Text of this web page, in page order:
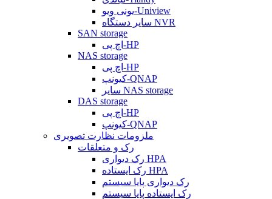
یونی ویو-Uniview
سایر دستگاه NVR
SAN storage
اچ پی-HP
NAS storage
اچ پی-HP
کیونپ-QNAP
سایر NAS storage
DAS storage
اچ پی-HP
کیونپ-QNAP
ملزومات نظارت تصویری
رک و متعلقات
رک دیواری HPA
رک ایستاده HPA
رک دیواری پایا سیستم
رک ایستاده پایا سیستم